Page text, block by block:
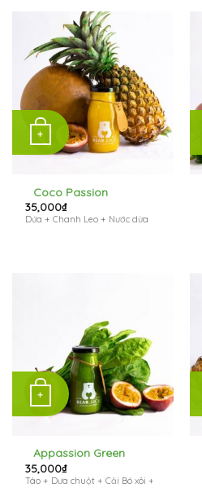
+
Coco Passion
35,000₫
Dứa + Chanh Leo + Nước dừa
+
Appassion Green
35,000₫
Táo + Dưa chuột + Cải Bó xôi +